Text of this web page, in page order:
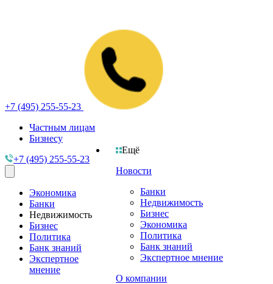
+7 (495) 255-55-23
Частным лицам
Бизнесу
Ещё
Новости
Банки
Недвижимость
Бизнес
Экономика
Политика
Банк знаний
Экспертное мнение
О компании
+7 (495) 255-55-23
Экономика
Банки
Недвижимость
Бизнес
Политика
Банк знаний
Экспертное
мнение